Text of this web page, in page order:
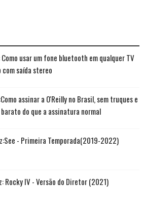
usar um fone bluetooth em qualquer TV
com saída stereo
assinar a O'Reilly no Brasil, sem truques e
do que a assinatura normal
- Primeira Temporada(2019-2022)
Rocky IV - Versão do Diretor (2021)